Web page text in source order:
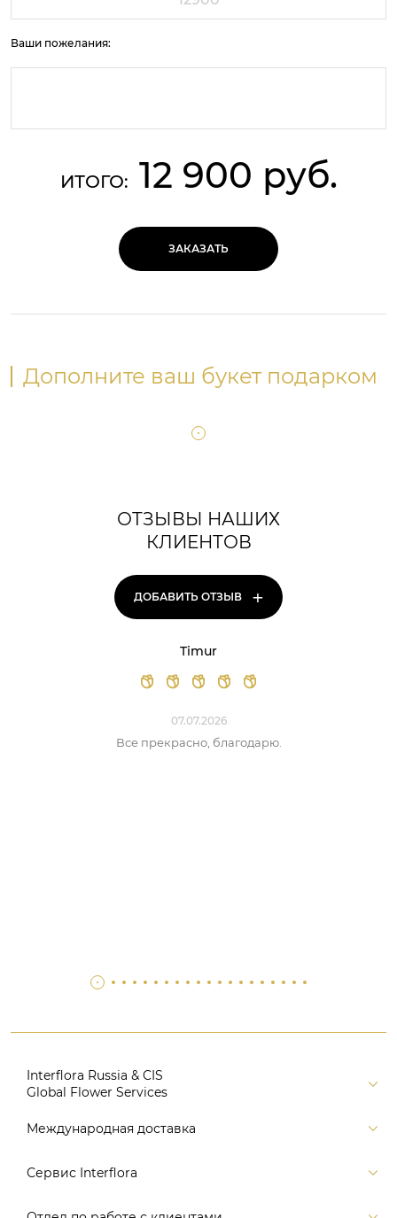
Ваши пожелания:
ИТОГО: 12 900 руб.
ЗАКАЗАТЬ
Дополните ваш букет подарком
ОТЗЫВЫ НАШИХ
КЛИЕНТОВ
ДОБАВИТЬ ОТЗЫВ +
Timur
07.07.2026
Все прекрасно, благодарю.
Interflora Russia & CIS
Global Flower Services
Версия для печати
Поиск
Международная доставка
Россия
Сервис Interflora
Заказ и оплата